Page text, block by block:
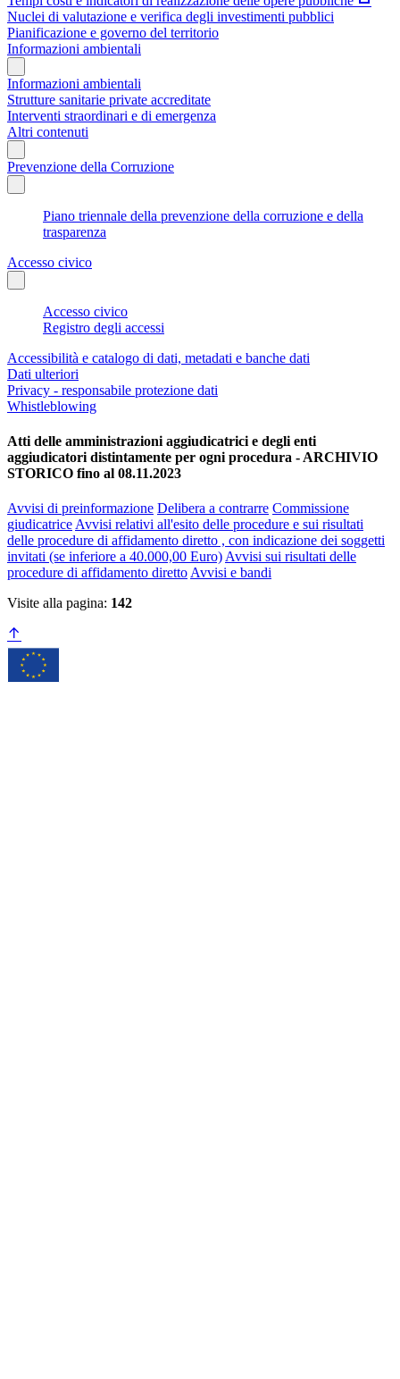
Nuclei di valutazione e verifica degli investimenti pubblici
Pianificazione e governo del territorio
Informazioni ambientali
Informazioni ambientali
Strutture sanitarie private accreditate
Interventi straordinari e di emergenza
Altri contenuti
Prevenzione della Corruzione
Piano triennale della prevenzione della corruzione e della
trasparenza
Accesso civico
Accesso civico
Registro degli accessi
Accessibilità e catalogo di dati, metadati e banche dati
Dati ulteriori
Privacy - responsabile protezione dati
Whistleblowing
Atti delle amministrazioni aggiudicatrici e degli enti
aggiudicatori distintamente per ogni procedura - ARCHIVIO
STORICO fino al 08.11.2023
Avvisi di preinformazione Delibera a contrarre Commissione
giudicatrice Avvisi relativi all'esito delle procedure e sui risultati
delle procedure di affidamento diretto , con indicazione dei soggetti
invitati (se inferiore a 40.000,00 Euro) Avvisi sui risultati delle
procedure di affidamento diretto Avvisi e bandi
Visite alla pagina: 142